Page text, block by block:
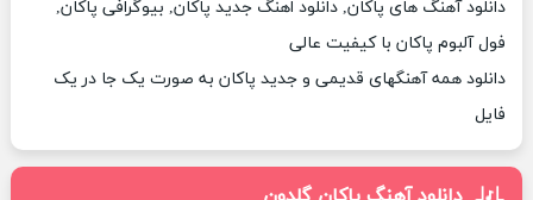
دانلود آهنگ های پاکان, دانلود اهنگ جدید پاکان, بیوگرافی پاکان,
فول آلبوم پاکان با کیفیت عالی
دانلود همه آهنگهای قدیمی و جدید پاکان به صورت یک جا در یک
فایل